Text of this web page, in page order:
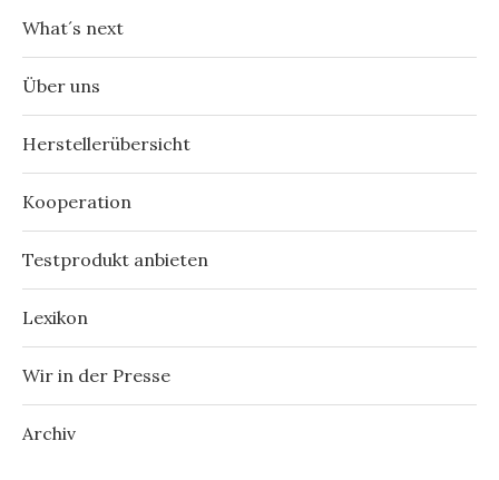
What´s next
Über uns
Herstellerübersicht
Kooperation
Testprodukt anbieten
Lexikon
Wir in der Presse
Archiv